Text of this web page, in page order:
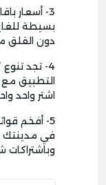
3- أسعار
بسيطة
دون القلق
4- تجد
التطبيق
اشتر واحد
5- أفخم
في مدينتك